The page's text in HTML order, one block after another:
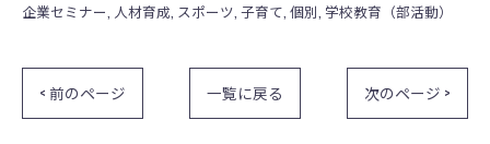
企業セミナー 人材育成 スポーツ 子育て 個別 学校教育（部活動）
< 前のページ 一覧に戻る 次のページ >